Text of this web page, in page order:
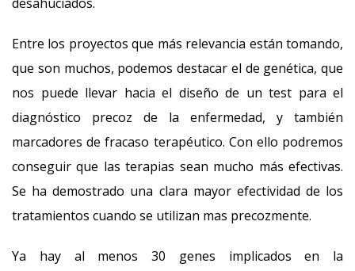
Entre los proyectos que más relevancia están tomando,
que son muchos, podemos destacar el de genética, que
nos puede llevar hacia el diseño de un test para el
diagnóstico precoz de la enfermedad, y también
marcadores de fracaso terapéutico. Con ello podremos
conseguir que las terapias sean mucho más efectivas.
Se ha demostrado una clara mayor efectividad de los
tratamientos cuando se utilizan mas precozmente.
Ya hay al menos 30 genes implicados en la